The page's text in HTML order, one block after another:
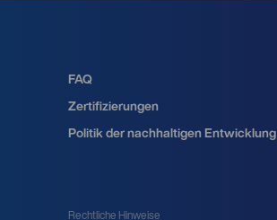
FAQ
Zertifizierungen
Politik der nachhaltigen Entwicklung
Rechtliche Hinweise